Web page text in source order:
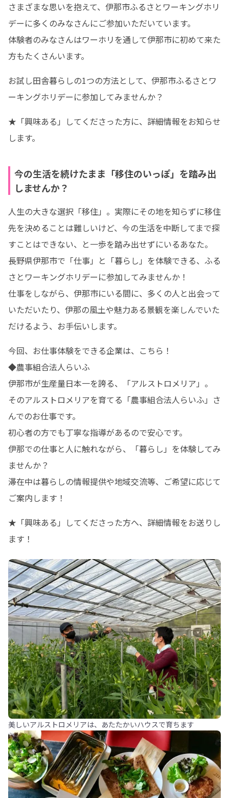
さまざまな思いを抱えて、伊那市ふるさとワーキングホリ
デーに多くのみなさんにご参加いただいています。
体験者のみなさんはワーホリを通して伊那市に初めて来た
方もたくさんいます。
お試し田舎暮らしの1つの方法として、伊那市ふるさとワ
ーキングホリデーに参加してみませんか？
★「興味ある」してくださった方に、詳細情報をお知らせ
します。
今の生活を続けたまま「移住のいっぽ」を踏み出
しませんか？
人生の大きな選択「移住」。実際にその地を知らずに移住
先を決めることは難しいけど、今の生活を中断してまで探
すことはできない、と一歩を踏み出せずにいるあなた。
長野県伊那市で「仕事」と「暮らし」を体験できる、ふる
さとワーキングホリデーに参加してみませんか！
仕事をしながら、伊那市にいる間に、多くの人と出会って
いただいたり、伊那の風土や魅力ある景観を楽しんでいた
だけるよう、お手伝いします。
今回、お仕事体験をできる企業は、こちら！
◆農事組合法人らいふ
伊那市が生産量日本一を誇る、「アルストロメリア」。
そのアルストロメリアを育てる「農事組合法人らいふ」さ
んでのお仕事です。
初心者の方でも丁寧な指導があるので安心です。
伊那での仕事と人に触れながら、「暮らし」を体験してみ
ませんか？
滞在中は暮らしの情報提供や地域交流等、ご希望に応じて
ご案内します！
★「興味ある」してくださった方へ、詳細情報をお送りし
ます！
美しいアルストロメリアは、あたたかいハウスで育ちます